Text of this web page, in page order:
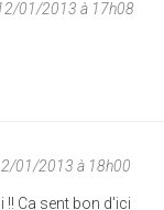
01/2013 à 17h08
01/2013 à 18h00
!! Ca sent bon d'ici